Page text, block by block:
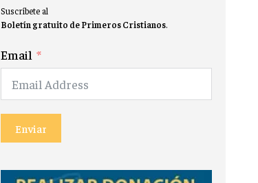
Suscríbete al
Boletín gratuito de Primeros Cristianos.
Email
Enviar